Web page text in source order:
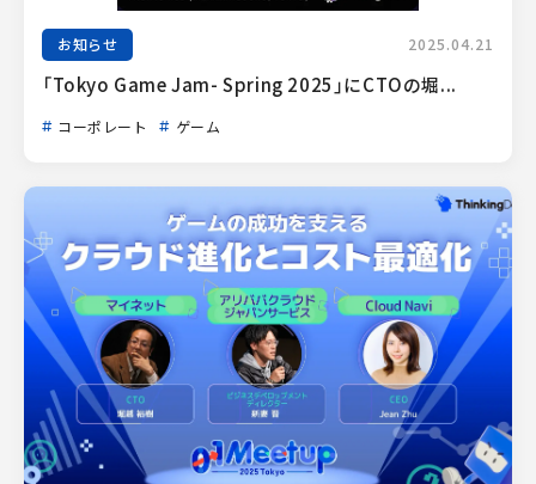
お知らせ 2025.04.21
「Tokyo Game Jam- Spring 2025」にCTOの堀...
コーポレート ゲーム